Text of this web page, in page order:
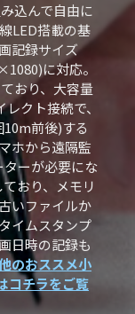
込んで自由に
LED搭載の基
記録サイズ
に対応。
おり、大容量
クト接続で、
前後)する
ホから遠隔監
ーが必要にな
おり、メモリ
いファイルか
イムスタンプ
日時の記録も
のおススメ小
コチラをご覧